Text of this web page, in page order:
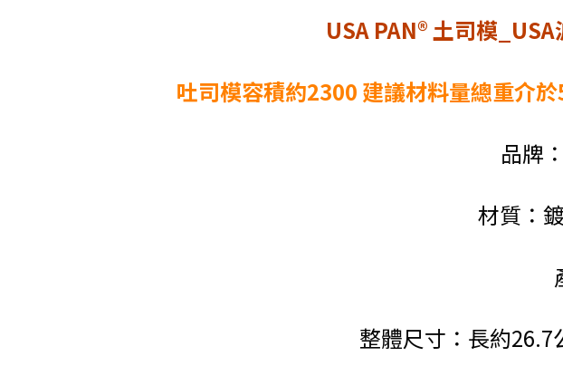
USA PAN® 土司模
吐司模容積約2300 建議材料量總重介
品牌
材質：
整體尺寸：長約